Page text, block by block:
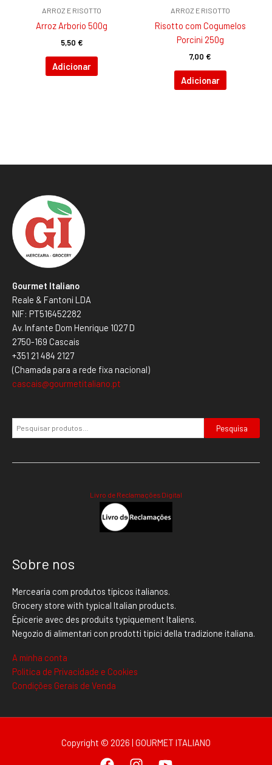
ARROZ E RISOTTO
Arroz Arborio 500g
5,50 €
Adicionar
ARROZ E RISOTTO
Risotto com Cogumelos
Porcini 250g
7,00 €
Adicionar
Gourmet Italiano
Reale & Fantoni LDA
NIF: PT516452282
Av. Infante Dom Henrique 1027 D
2750-169 Cascais
+351 21 484 2127
(Chamada para a rede fixa nacional)
cascais@gourmetitaliano.pt
Pesquisa
Livro de Reclamações Digital
Sobre nos
Mercearia com produtos típicos italianos.
Grocery store with typical Italian products.
Épicerie avec des produits typiquement Italiens.
Negozio di alimentari con prodotti tipici della tradizione italiana.
A minha conta
Politica de Privacidade e Cookies
Condições Gerais de Venda
Copyright © 2026 | GOURMET ITALIANO